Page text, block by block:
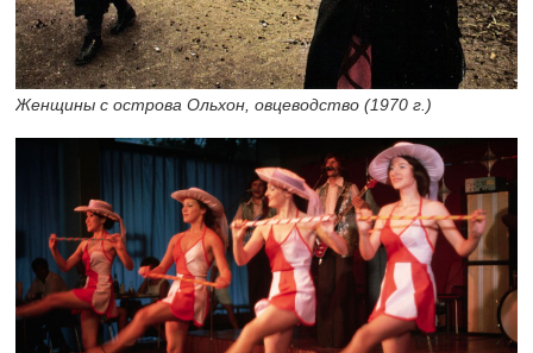
Женщины с острова Ольхон, овцеводство (1970 г.)